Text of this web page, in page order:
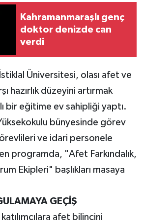
Kahramanmaraşlı genç
doktor denizde can
verdi
Üniversitesi, olası afet ve
hazırlık düzeyini artırmak
bir eğitime ev sahipliği yaptı.
bünyesinde görev
ve idari personele
programda, "Afet Farkındalık,
Ekipleri" başlıkları masaya
GEÇİŞ
afet bilincini